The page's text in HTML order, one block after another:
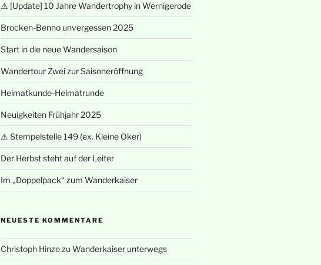
⚠ [Update] 10 Jahre Wandertrophy in Wernigerode
Brocken-Benno unvergessen 2025
Start in die neue Wandersaison
Wandertour Zwei zur Saisoneröffnung
Heimatkunde-Heimatrunde
Neuigkeiten Frühjahr 2025
⚠ Stempelstelle 149 (ex. Kleine Oker)
Der Herbst steht auf der Leiter
Im „Doppelpack“ zum Wanderkaiser
NEUESTE KOMMENTARE
Christoph Hinzezu Wanderkaiser unterwegs